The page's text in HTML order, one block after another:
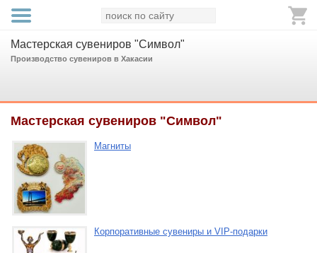
Мастерская сувениров "Символ"
Производство сувениров в Хакасии
Мастерская сувениров "Символ"
Магниты
Корпоративные сувениры и VIP-подарки